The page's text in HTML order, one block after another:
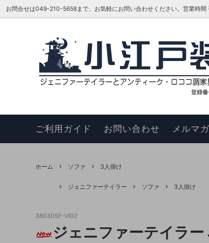
お問合せは049-210-5658まで、お気軽にお問い合わせください。営業時
ベッド リ
ス
チェア ベ
フラワースタンド
キッチン収納 ト
TOKAI KAGU/東海家具工業 ジ
ヴ
はじめての方へ お
更
このサイトについて お
ご利用ガイド お問い合わせ メルマ
ホーム ソファ 3人掛け
ジェニファーテイラー ソファ 3人掛け
36030SF-VI02
ジェニファーテイラ